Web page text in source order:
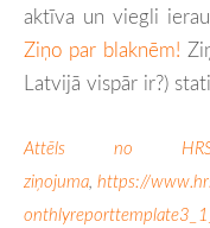
aktīva un viegli
Ziņo par blaknēm!
Latvijā vispār ir?)
Attēls no
ziņojuma, https://